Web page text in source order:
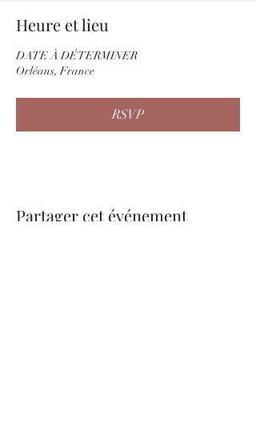
Heure et lieu
DATE À DÉTERMINER
Orléans, France
RSVP
Partager cet événement